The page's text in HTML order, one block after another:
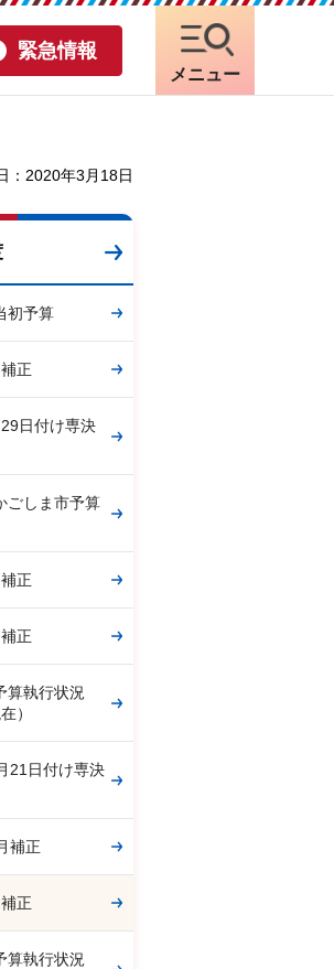
緊急情報
メニュー
：2020年3月18日
初予算
正
日付け専決
ごしま市予算
正
正
算執行状況
）
21日付け専決
補正
正
算執行状況